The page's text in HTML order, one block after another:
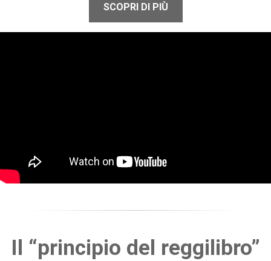
SCOPRI DI PIÙ
Il “principio del reggilibro”